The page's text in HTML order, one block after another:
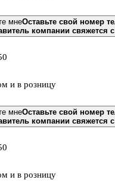
мнеОставьте свой номер
компании свяжется
и в розницу
мнеОставьте свой номер
компании свяжется
и в розницу